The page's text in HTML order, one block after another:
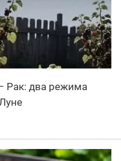
Рак: два режима